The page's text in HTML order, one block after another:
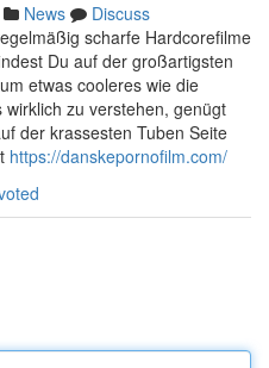
News
Discuss
scharfe Hardcorefilme
Du auf der großartigsten
etwas cooleres wie die
zu verstehen, genügt
der krassesten Tuben Seite
https://danskepornofilm.com/